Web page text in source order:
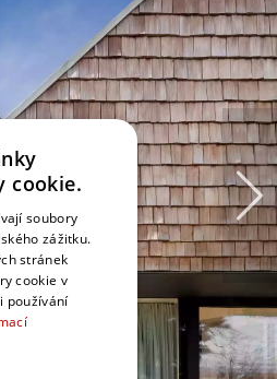
cookie.
soubory
zážitku.
stránek
cookie v
používání